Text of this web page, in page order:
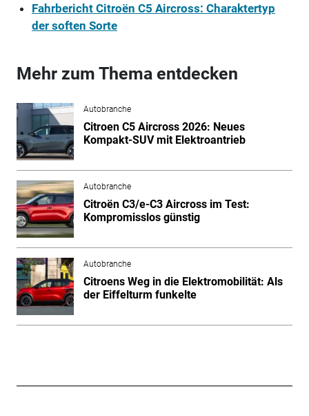
Fahrbericht Citroën C5 Aircross: Charaktertyp
der soften Sorte
Mehr zum Thema entdecken
Autobranche
Citroen C5 Aircross 2026: Neues
Kompakt-SUV mit Elektroantrieb
Autobranche
Citroën C3/e-C3 Aircross im Test:
Kompromisslos günstig
Autobranche
Citroens Weg in die Elektromobilität: Als
der Eiffelturm funkelte